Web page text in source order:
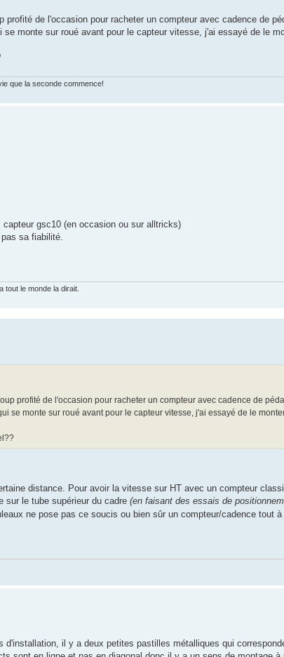
profité de l'occasion pour racheter un compteur avec cadence de
monte sur roué avant pour le capteur vitesse, j'ai essayé de le
que la seconde commence!
gsc10 (en occasion ou sur alltricks)
sa fiabilité.
tout le monde la dirait.
profité de l'occasion pour racheter un compteur avec cadence de
se monte sur roué avant pour le capteur vitesse, j'ai essayé de le
distance. Pour avoir la vitesse sur HT avec un compteur
sur le tube supérieur du cadre (en faisant des essais de
ne pose pas ce soucis ou bien sûr un compteur/cadence tout à
d'installation, il y a deux petites pastilles métalliques qui